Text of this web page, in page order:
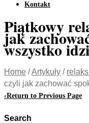
Kontakt
Piątkowy
jak
wszystko
Home /Artykuły /
czyli jak zachować
‹Return to Previous Page
Search